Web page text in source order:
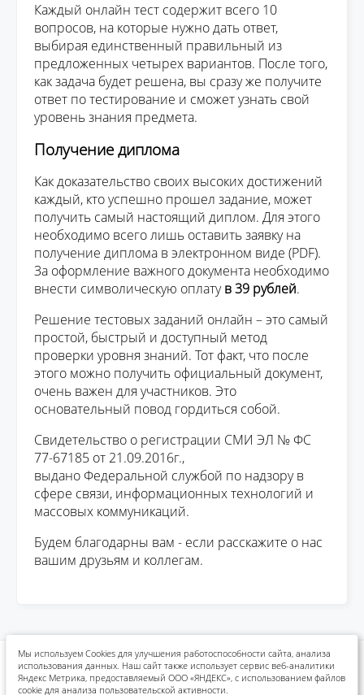
Каждый онлайн тест содержит всего 10
вопросов, на которые нужно дать ответ,
выбирая единственный правильный из
предложенных четырех вариантов. После того,
как задача будет решена, вы сразу же получите
ответ по тестирование и сможет узнать свой
уровень знания предмета.
Получение диплома
Как доказательство своих высоких достижений
каждый, кто успешно прошел задание, может
получить самый настоящий диплом. Для этого
необходимо всего лишь оставить заявку на
получение диплома в электронном виде (PDF).
За оформление важного документа необходимо
внести символическую оплатув 39 рублей.
Решение тестовых заданий онлайн – это самый
простой, быстрый и доступный метод
проверки уровня знаний. Тот факт, что после
этого можно получить официальный документ,
очень важен для участников. Это
основательный повод гордиться собой.
Свидетельство о регистрации СМИ ЭЛ № ФС
77-67185 от 21.09.2016г.,
выдано Федеральной службой по надзору в
сфере связи, информационных технологий и
массовых коммуникаций.
Будем благодарны вам - если расскажите о нас
вашим друзьям и коллегам.
Политика конфиденциальности
Положения конкурсов
Реквизиты для оплаты
Мы используем Cookies для улучшения работоспособности сайта, анализа
использования данных. Наш сайт также использует сервис веб-аналитики
Яндекс Метрика, предоставляемый ООО «ЯНДЕКС», с использованием файлов
cookie для анализа пользовательской активности.